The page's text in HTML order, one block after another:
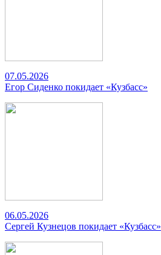
07.05.2026
Егор Сиденко покидает «Кузбасс»
06.05.2026
Сергей Кузнецов покидает «Кузбасс»